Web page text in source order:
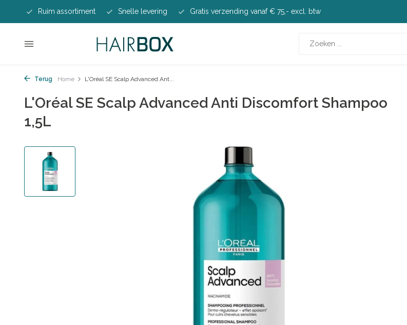
Ruim assortiment Snelle levering Gratis verzending vanaf € 75,- excl. btw
Terug Home L'Oréal SE Scalp Advanced Ant...
L'Oréal SE Scalp Advanced Anti Discomfort Shampoo
1,5L